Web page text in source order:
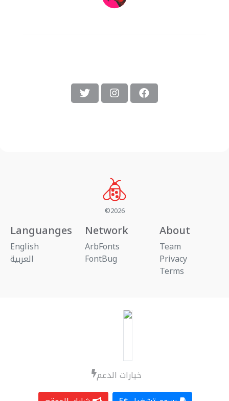
خيارات الدعم
©2026
Languanges
English
العربية
Network
ArbFonts
FontBug
About
Team
Privacy
Terms